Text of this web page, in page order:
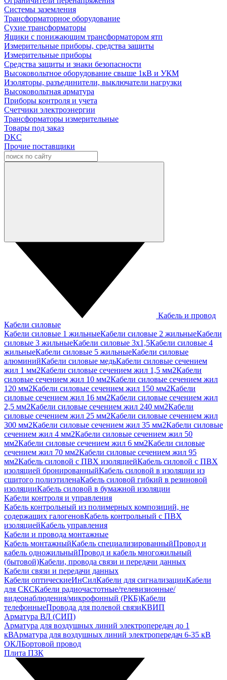
Системы заземления
Трансформаторное оборудование
Сухие трансформаторы
Ящики с понижающим трансформатором ятп
Измерительные приборы, средства защиты
Измерительные приборы
Средства защиты и знаки безопасности
Высоковольтное оборудование свыше 1кВ и УКМ
Изоляторы, разъединители, выключатели нагрузки
Высоковольтная арматура
Приборы контроля и учета
Счетчики электроэнергии
Трансформаторы измерительные
Товары под заказ
DKC
Прочие поставщики
Кабель и провод
Кабели силовые
Кабели силовые 1 жильныеКабели силовые 2 жильныеКабели
силовые 3 жильныеКабели силовые 3х1,5Кабели силовые 4
жильныеКабели силовые 5 жильныеКабели силовые
алюминийКабели силовые медьКабели силовые сечением
жил 1 мм2Кабели силовые сечением жил 1,5 мм2Кабели
силовые сечением жил 10 мм2Кабели силовые сечением жил
120 мм2Кабели силовые сечением жил 150 мм2Кабели
силовые сечением жил 16 мм2Кабели силовые сечением жил
2,5 мм2Кабели силовые сечением жил 240 мм2Кабели
силовые сечением жил 25 мм2Кабели силовые сечением жил
300 мм2Кабели силовые сечением жил 35 мм2Кабели силовые
сечением жил 4 мм2Кабели силовые сечением жил 50
мм2Кабели силовые сечением жил 6 мм2Кабели силовые
сечением жил 70 мм2Кабели силовые сечением жил 95
мм2Кабель силовой с ПВХ изоляциейКабель силовой с ПВХ
изоляцией бронированныйКабель силовой в изоляции из
сшитого полиэтиленаКабель силовой гибкий в резиновой
изоляцииКабель силовой в бумажной изоляции
Кабели контроля и управления
Кабель контрольный из полимерных композиций, не
содержащих галогеновКабель контрольный с ПВХ
изоляциейКабель управления
Кабели и провода монтажные
Кабель монтажныйКабель специализированныйПровод и
кабель одножильныйПровод и кабель многожильный
(бытовой)Кабели, провода связи и передачи данных
Кабели связи и передачи данных
Кабели оптическиеИнСилКабели для сигнализацииКабели
для СКСКабели радиочастотные/телевизионные/
видеонаблюдения/микрофонный (РКБ)Кабели
телефонныеПровода для полевой связиКВИП
Арматура ВЛ (СИП)
Арматура для воздушных линий электропередач до 1
кВАрматура для воздушных линий электропередач 6-35 кВ
ОКЛБортовой провод
Плита ПЗК